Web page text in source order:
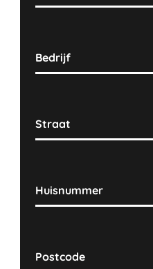
Bedrijf
Straat
Huisnummer
Postcode